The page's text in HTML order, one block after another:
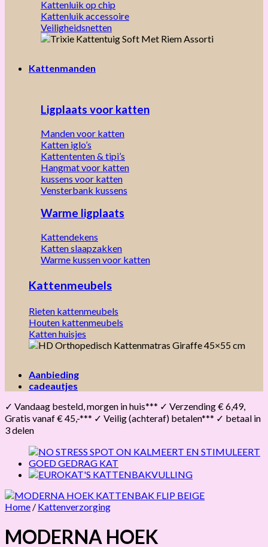
Kattenluik op chip
Kattenluik accessoire
Veiligheidsnetten
Kattenmanden
Ligplaats voor katten
Manden voor katten
Katten iglo’s
Kattententen & tipi’s
Hangmat voor katten
kussens voor katten
Vensterbank kussens
Warme ligplaats
Kattendekens
Katten slaapzakken
Warme kussen voor katten
Kattenmeubels
Rieten kattenmeubels
Houten kattenmeubels
Katten huisjes
Aanbieding
cadeautjes
✓ Vandaag besteld, morgen in huis*** ✓ Verzending € 6,49,
Gratis vanaf € 45,-*** ✓ Veilig (achteraf) betalen*** ✓ betaal in
3 delen
Home / Kattenverzorging
MODERNA HOEK